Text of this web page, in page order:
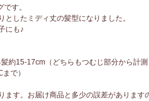
す。
したミディ丈の髪型になりました。
にも♪
15-17cm（どちらもつむじ部分から計測
で）
す。お届け商品と多少の誤差があります